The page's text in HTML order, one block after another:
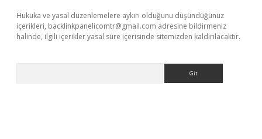
Hukuka ve yasal düzenlemelere aykırı olduğunu düşündüğünüz
içerikleri, backlinkpanelicomtr@gmail.com adresine bildirmeniz
halinde, ilgili içerikler yasal süre içerisinde sitemizden kaldırılacaktır.